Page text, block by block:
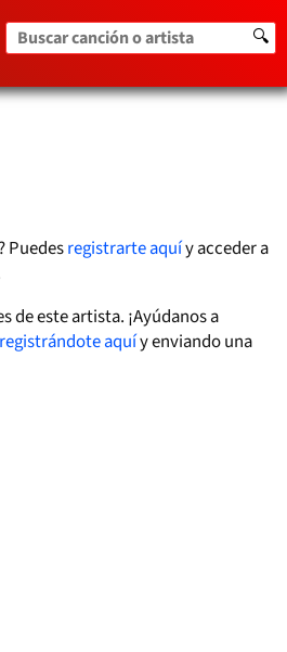
Buscar canción o artista 🔍
Puedesregistrarte aquíy acceder a
de este artista. ¡Ayúdanos a
registrándote aquíy enviando una